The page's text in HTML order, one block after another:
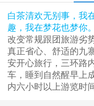
白茶清欢无别事，我
趣，我在梦花也梦你。
改变常规跟团旅游劣
真正省心、舒适的九
安开心旅行，三环路
车，睡到自然醒早上
内六小时以上游览时间